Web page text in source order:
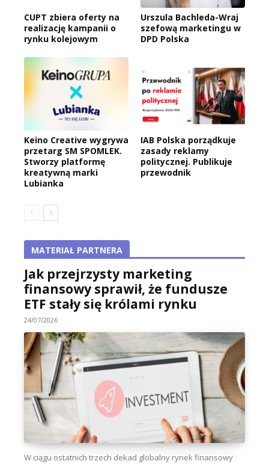
CUPT zbiera oferty na
realizację kampanii o
rynku kolejowym
Urszula Bachleda-Wraj
szefową marketingu w
DPD Polska
Keino Creative wygrywa
przetarg SM SPOMLEK.
Stworzy platformę
kreatywną marki
Lubianka
IAB Polska porządkuje
zasady reklamy
politycznej. Publikuje
przewodnik
MATERIAŁ PARTNERA
Jak przejrzysty marketing
finansowy sprawił, że fundusze
ETF stały się królami rynku
24/07/2026
W ciągu ostatnich trzech dekad globalny rynek finansowy